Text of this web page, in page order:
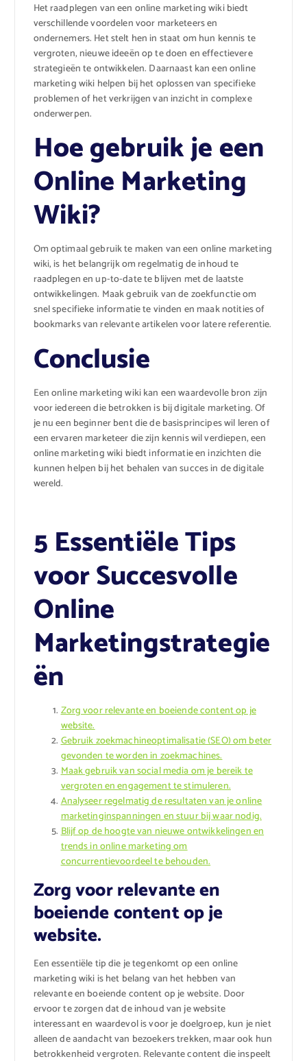
Het raadplegen van een online marketing wiki biedt
verschillende voordelen voor marketeers en
ondernemers. Het stelt hen in staat om hun kennis te
vergroten, nieuwe ideeën op te doen en effectievere
strategieën te ontwikkelen. Daarnaast kan een online
marketing wiki helpen bij het oplossen van specifieke
problemen of het verkrijgen van inzicht in complexe
onderwerpen.
Hoe gebruik je een
Online Marketing
Wiki?
Om optimaal gebruik te maken van een online marketing
wiki, is het belangrijk om regelmatig de inhoud te
raadplegen en up-to-date te blijven met de laatste
ontwikkelingen. Maak gebruik van de zoekfunctie om
snel specifieke informatie te vinden en maak notities of
bookmarks van relevante artikelen voor latere referentie.
Conclusie
Een online marketing wiki kan een waardevolle bron zijn
voor iedereen die betrokken is bij digitale marketing. Of
je nu een beginner bent die de basisprincipes wil leren of
een ervaren marketeer die zijn kennis wil verdiepen, een
online marketing wiki biedt informatie en inzichten die
kunnen helpen bij het behalen van succes in de digitale
wereld.
5 Essentiële Tips
voor Succesvolle
Online
Marketingstrategie
ën
Zorg voor relevante en boeiende content op je
website.
Gebruik zoekmachineoptimalisatie (SEO) om beter
gevonden te worden in zoekmachines.
Maak gebruik van social media om je bereik te
vergroten en engagement te stimuleren.
Analyseer regelmatig de resultaten van je online
marketinginspanningen en stuur bij waar nodig.
Blijf op de hoogte van nieuwe ontwikkelingen en
trends in online marketing om
concurrentievoordeel te behouden.
Zorg voor relevante en
boeiende content op je
website.
Een essentiële tip die je tegenkomt op een online
marketing wiki is het belang van het hebben van
relevante en boeiende content op je website. Door
ervoor te zorgen dat de inhoud van je website
interessant en waardevol is voor je doelgroep, kun je niet
alleen de aandacht van bezoekers trekken, maar ook hun
betrokkenheid vergroten. Relevante content die inspeelt